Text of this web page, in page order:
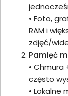
• Foto,
RAM i
zdjęć/
Pamięć
•
często
• Lokalne